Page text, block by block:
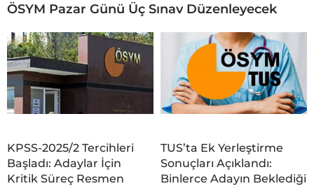
ÖSYM Pazar Günü Üç Sınav Düzenleyecek
KPSS-2025/2 Tercihleri
Başladı: Adaylar İçin
Kritik Süreç Resmen
TUS’ta Ek Yerleştirme
Sonuçları Açıklandı:
Binlerce Adayın Beklediği